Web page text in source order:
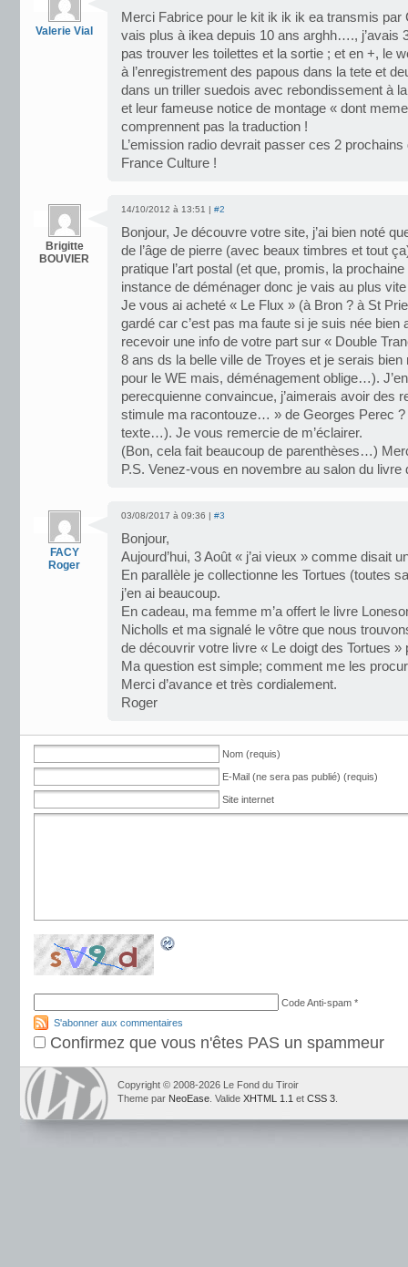
Valerie Vial
Merci Fabrice pour le kit ik ik ik ea transmis par
vais plus à ikea depuis 10 ans arghh…., j’avais
pas trouver les toilettes et la sortie ; et en +, le
à l’enregistrement des papous dans la tete et
dans un triller suedois avec rebondissement à
et leur fameuse notice de montage « dont
comprennent pas la traduction !
L’emission radio devrait passer ces 2
France Culture !
Brigitte
BOUVIER
14/10/2012 à 13:51 | #2
Bonjour, Je découvre votre site, j’ai bien noté
de l’âge de pierre (avec beaux timbres et tout
pratique l’art postal (et que, promis, la
instance de déménager donc je vais au plus
Je vous ai acheté « Le Flux » (à Bron ? à St
gardé car c’est pas ma faute si je suis née
recevoir une info de votre part sur « Double
8 ans ds la belle ville de Troyes et je serais
pour le WE mais, déménagement oblige…).
perecquienne convaincue, j’aimerais avoir des
stimule ma racontouze… » de Georges Perec
texte…). Je vous remercie de m’éclairer.
(Bon, cela fait beaucoup de parenthèses…)
P.S. Venez-vous en novembre au salon du livre
FACY
Roger
03/08/2017 à 09:36 | #3
Bonjour,
Aujourd’hui, 3 Août « j’ai vieux » comme disait
En parallèle je collectionne les Tortues (toutes
j’en ai beaucoup.
En cadeau, ma femme m’a offert le livre
Nicholls et ma signalé le vôtre que nous
de découvrir votre livre « Le doigt des Tortues »
Ma question est simple; comment me les
Merci d’avance et très cordialement.
Roger
Nom (requis)
E-Mail (ne sera pas publié) (requis)
Site internet
Code Anti-spam *
S'abonner aux commentaires
Confirmez que vous n'êtes PAS un spammeur
Copyright © 2008-2026 Le Fond du Tiroir
Theme par NeoEase . Valide XHTML 1.1 et CSS 3